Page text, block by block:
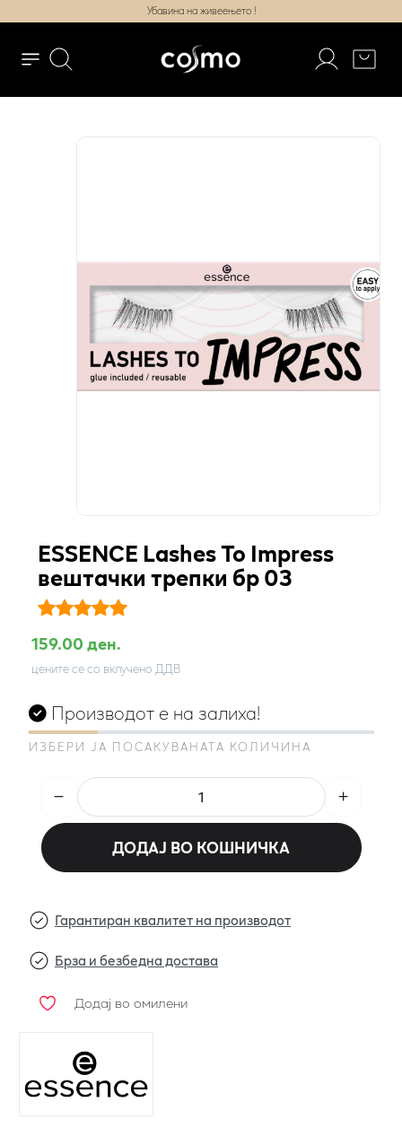
Убавина на живеењето !
ESSENCE Lashes To Impress
вештачки трепки бр 03
159.00 ден.
цените се со вклучено ДДВ
Производот е на залиха!
ИЗБЕРИ ЈА ПОСАКУВАНАТА КОЛИЧИНА
ДОДАЈ ВО КОШНИЧКА
Гарантиран квалитет на производот
Брза и безбедна достава
Додај во омилени